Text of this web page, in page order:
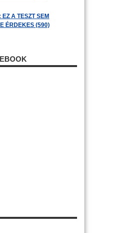
A TESZT SEM
ÉRDEKES (590)